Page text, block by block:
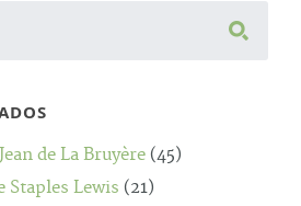
Jean de La Bruyère (45)
Staples Lewis (21)